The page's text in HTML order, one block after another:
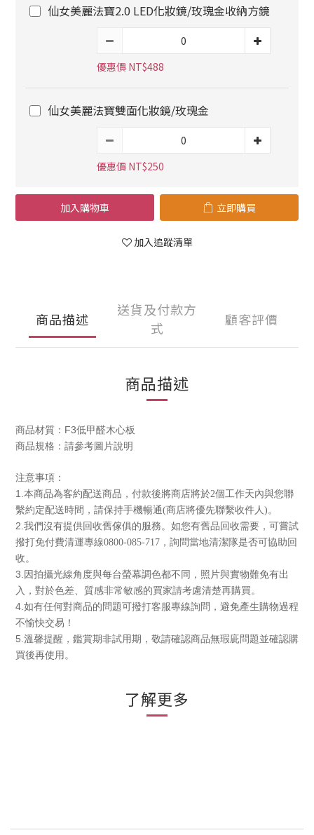
仙女美麗法寶2.0 LED化妝鏡/玫瑰金收納方鏡
優惠價 NT$488
仙女美麗法寶雙面化妝鏡/玫瑰金
優惠價 NT$250
加入購物車 立即購買
加入追蹤清單
商品描述
送貨及付款方
式
顧客評價
商品描述
商品材質： F3低甲醛木心板
商品規格：請參考圖片說明
注意事項：
1.本商品為客約配送商品 ，付款後將商店將於2個工作天內與您聯
繫約定配送時間 ，請保持手機暢通(商店將優先聯繫收件人)。
2.我們沒有提供回收舊傢俱的服務。如您有舊品回收需要 ，可嘗試
撥打免付費清運專線0800-085-717 ，詢問當地清潔隊是否可協助回
收。
3. 因拍攝光線角度與每台螢幕調色都不同，照片與實物難免有出
入，對於色差、質感非常敏感的買家請考慮清楚再購買。
4. 如有任何對商品的問題可撥打客服專線詢問，避免產生購物過程
不愉快交易！
5. 溫馨提醒，鑑賞期非試用期，敬請確認商品無瑕庛問題並確認購
買後再使用。
了解更多